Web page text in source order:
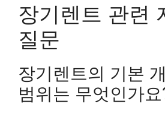
장기렌트 관련
질문
장기렌트의 기본
범위는 무엇인가요